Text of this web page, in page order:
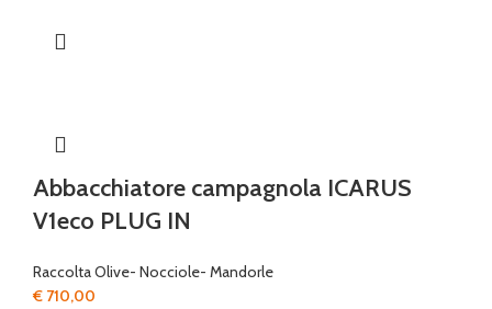
Abbacchiatore campagnola ICARUS
V1eco PLUG IN
Raccolta Olive- Nocciole- Mandorle
€ 710,00